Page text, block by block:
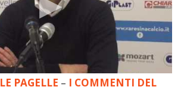
LE PAGELLE – I COMMENTI DEL